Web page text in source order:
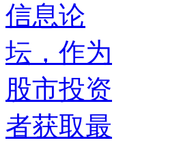
信息论
坛，作为
股市投资
者获取最